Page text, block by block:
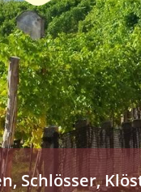
Schlösser,